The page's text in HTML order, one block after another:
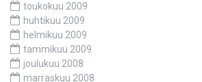
toukokuu 2009
huhtikuu 2009
helmikuu 2009
tammikuu 2009
joulukuu 2008
marraskuu 2008